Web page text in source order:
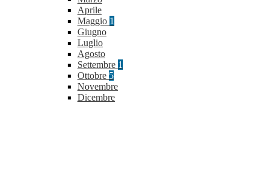
Aprile
Maggio 1
Giugno
Luglio
Agosto
Settembre 1
Ottobre 5
Novembre
Dicembre